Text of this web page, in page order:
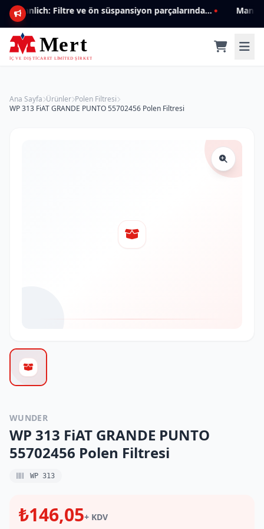
Mannlich: Filtre ve ön süspansiyon parçalarında genişleyen ürün yelpazesiyle kalite ve güven.
Ana Sayfa Ürünler Polen Filtresi
WP 313 FiAT GRANDE PUNTO 55702456 Polen Filtresi
WUNDER
WP 313 FiAT GRANDE PUNTO
55702456 Polen Filtresi
WP 313
₺146,05+ KDV